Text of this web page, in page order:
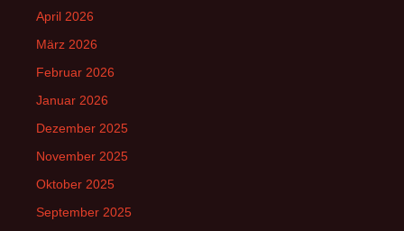
April 2026
März 2026
Februar 2026
Januar 2026
Dezember 2025
November 2025
Oktober 2025
September 2025